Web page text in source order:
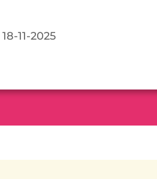
11-2025